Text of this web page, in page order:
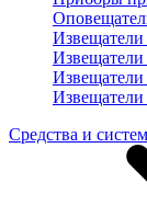
Средства и